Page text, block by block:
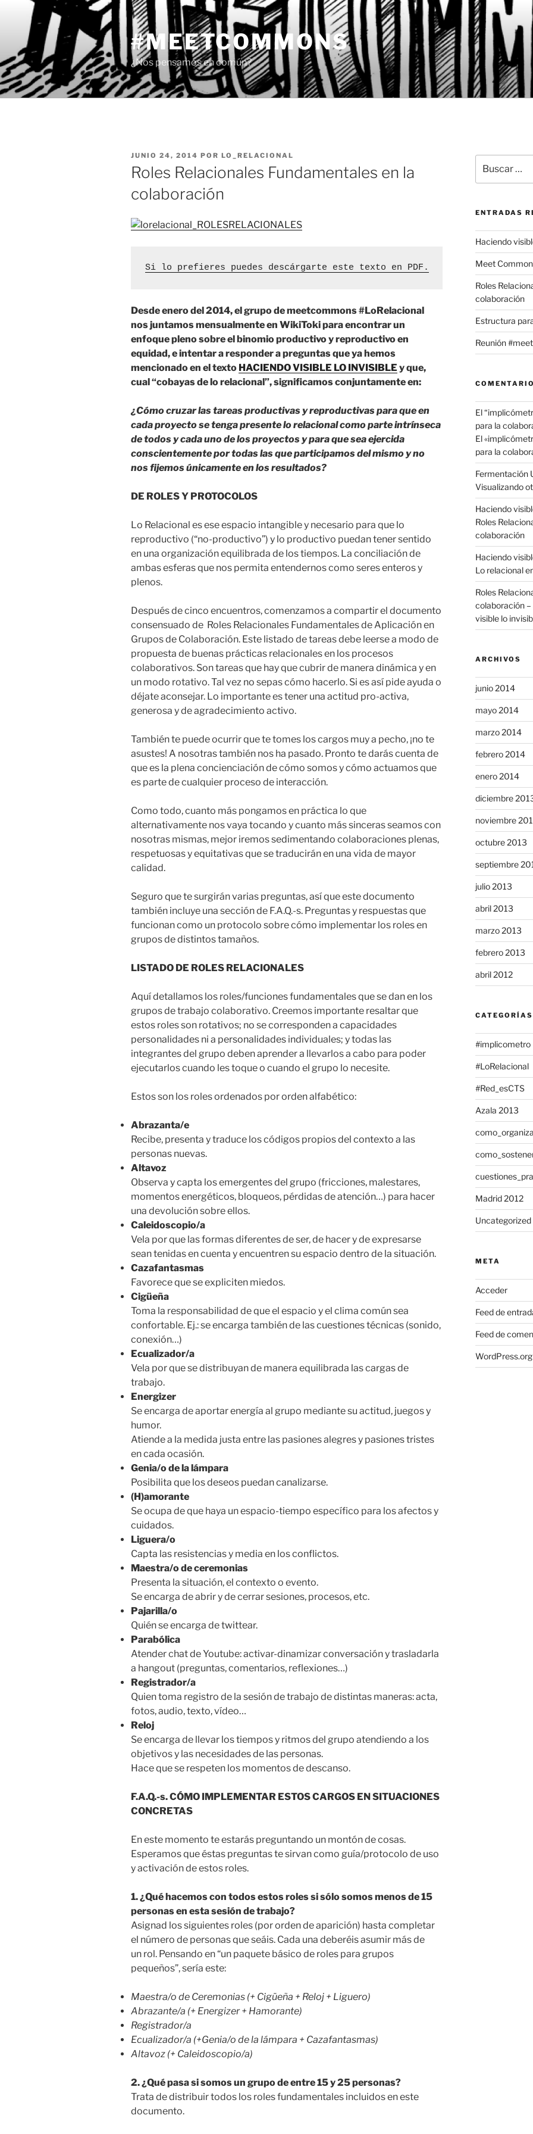
contenido
#MEETCOMMONS
¿Nos pensamos en común?
PUBLICADO
EL
JUNIO 24, 2014 POR LO_RELACIONAL
Roles Relacionales Fundamentales en la
colaboración
Si lo prefieres puedes descárgarte este texto en PDF.
Desde enero del 2014, el grupo de meetcommons #LoRelacional
nos juntamos mensualmente en WikiToki para encontrar un
enfoque pleno sobre el binomio productivo y reproductivo en
equidad, e intentar a responder a preguntas que ya hemos
mencionado en el texto HACIENDO VISIBLE LO INVISIBLE y que,
cual “cobayas de lo relacional”, significamos conjuntamente en:
¿Cómo cruzar las tareas productivas y reproductivas para que en
cada proyecto se tenga presente lo relacional como parte intrínseca
de todos y cada uno de los proyectos y para que sea ejercida
conscientemente por todas las que participamos del mismo y no
nos fijemos únicamente en los resultados?
DE ROLES Y PROTOCOLOS
Lo Relacional es ese espacio intangible y necesario para que lo
reproductivo (“no-productivo”) y lo productivo puedan tener sentido
en una organización equilibrada de los tiempos. La conciliación de
ambas esferas que nos permita entendernos como seres enteros y
plenos.
Después de cinco encuentros, comenzamos a compartir el documento
consensuado de Roles Relacionales Fundamentales de Aplicación en
Grupos de Colaboración. Este listado de tareas debe leerse a modo de
propuesta de buenas prácticas relacionales en los procesos
colaborativos. Son tareas que hay que cubrir de manera dinámica y en
un modo rotativo. Tal vez no sepas cómo hacerlo. Si es así pide ayuda o
déjate aconsejar. Lo importante es tener una actitud pro-activa,
generosa y de agradecimiento activo.
También te puede ocurrir que te tomes los cargos muy a pecho, ¡no te
asustes! A nosotras también nos ha pasado. Pronto te darás cuenta de
que es la plena concienciación de cómo somos y cómo actuamos que
es parte de cualquier proceso de interacción.
Como todo, cuanto más pongamos en práctica lo que
alternativamente nos vaya tocando y cuanto más sinceras seamos con
nosotras mismas, mejor iremos sedimentando colaboraciones plenas,
respetuosas y equitativas que se traducirán en una vida de mayor
calidad.
Seguro que te surgirán varias preguntas, así que este documento
también incluye una sección de F.A.Q.-s. Preguntas y respuestas que
funcionan como un protocolo sobre cómo implementar los roles en
grupos de distintos tamaños.
LISTADO DE ROLES RELACIONALES
Aquí detallamos los roles/funciones fundamentales que se dan en los
grupos de trabajo colaborativo. Creemos importante resaltar que
estos roles son rotativos; no se corresponden a capacidades
personalidades ni a personalidades individuales; y todas las
integrantes del grupo deben aprender a llevarlos a cabo para poder
ejecutarlos cuando les toque o cuando el grupo lo necesite.
Estos son los roles ordenados por orden alfabético:
Abrazanta/e
Recibe, presenta y traduce los códigos propios del contexto a las
personas nuevas.
Altavoz
Observa y capta los emergentes del grupo (fricciones, malestares,
momentos energéticos, bloqueos, pérdidas de atención…) para hacer
una devolución sobre ellos.
Caleidoscopio/a
Vela por que las formas diferentes de ser, de hacer y de expresarse
sean tenidas en cuenta y encuentren su espacio dentro de la situación.
Cazafantasmas
Favorece que se expliciten miedos.
Cigüeña
Toma la responsabilidad de que el espacio y el clima común sea
confortable. Ej.: se encarga también de las cuestiones técnicas (sonido,
conexión…)
Ecualizador/a
Vela por que se distribuyan de manera equilibrada las cargas de
trabajo.
Energizer
Se encarga de aportar energía al grupo mediante su actitud, juegos y
humor.
Atiende a la medida justa entre las pasiones alegres y pasiones tristes
en cada ocasión.
Genia/o de la lámpara
Posibilita que los deseos puedan canalizarse.
(H)amorante
Se ocupa de que haya un espacio-tiempo específico para los afectos y
cuidados.
Liguera/o
Capta las resistencias y media en los conflictos.
Maestra/o de ceremonias
Presenta la situación, el contexto o evento.
Se encarga de abrir y de cerrar sesiones, procesos, etc.
Pajarilla/o
Quién se encarga de twittear.
Parabólica
Atender chat de Youtube: activar-dinamizar conversación y trasladarla
a hangout (preguntas, comentarios, reflexiones…)
Registrador/a
Quien toma registro de la sesión de trabajo de distintas maneras: acta,
fotos, audio, texto, vídeo…
Reloj
Se encarga de llevar los tiempos y ritmos del grupo atendiendo a los
objetivos y las necesidades de las personas.
Hace que se respeten los momentos de descanso.
F.A.Q.-s. CÓMO IMPLEMENTAR ESTOS CARGOS EN SITUACIONES
CONCRETAS
En este momento te estarás preguntando un montón de cosas.
Esperamos que éstas preguntas te sirvan como guía/protocolo de uso
y activación de estos roles.
1. ¿Qué hacemos con todos estos roles si sólo somos menos de 15
personas en esta sesión de trabajo?
Asignad los siguientes roles (por orden de aparición) hasta completar
el número de personas que seáis. Cada una deberéis asumir más de
un rol. Pensando en “un paquete básico de roles para grupos
pequeños”, sería este:
Maestra/o de Ceremonias (+ Cigüeña + Reloj + Liguero)
Abrazante/a (+ Energizer + Hamorante)
Registrador/a
Ecualizador/a (+Genia/o de la lámpara + Cazafantasmas)
Altavoz (+ Caleidoscopio/a)
2. ¿Qué pasa si somos un grupo de entre 15 y 25 personas?
Trata de distribuir todos los roles fundamentales incluidos en este
documento.
por:
ENTRADAS
Haciendo
Meet
Roles
colaboración
Estructura
Reunión
El
para la
El
para la
Fermentación
Visualizando
Haciendo
Roles
colaboración
Haciendo
Lo relacional
Roles
colaboración
visible lo
ARCHIVOS
junio 2014
mayo 2014
marzo 2014
febrero 2014
enero 2014
diciembre
noviembre
octubre 2013
septiembre
julio 2013
abril 2013
marzo 2013
febrero 2013
abril 2012
CATEGORÍAS
#implicometro
#LoRelacional
#Red_esCTS
Azala 2013
Madrid 2012
Uncategorized
META
Acceder
Feed de
Feed de
WordPress.org